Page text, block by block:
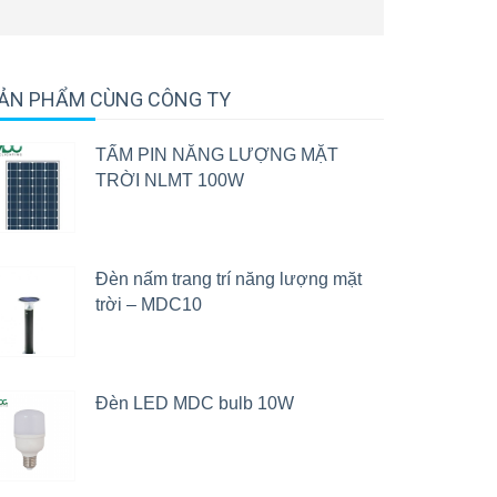
PHẨM CÙNG CÔNG TY
TẤM PIN NĂNG LƯỢNG MẶT
TRỜI NLMT 100W
Đèn nấm trang trí năng lượng mặt
trời – MDC10
Đèn LED MDC bulb 10W